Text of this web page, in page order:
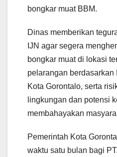
bongkar muat BBM.
Dinas memberikan
IJN agar segera
bongkar muat di lokasi
pelarangan berdasarkan
Kota Gorontalo, serta
lingkungan dan potensi
membahayakan
Pemerintah Kota
waktu satu bulan bagi